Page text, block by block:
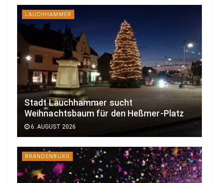
LAUCHHAMMER
Stadt Lauchhammer sucht
Weihnachtsbaum für den Heßmer-Platz
6. AUGUST 2026
BRANDENBURG